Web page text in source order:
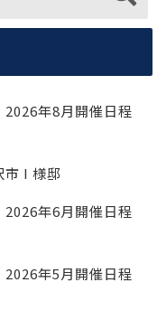
2026年8月開催日程
市 I 様邸
2026年6月開催日程
2026年5月開催日程